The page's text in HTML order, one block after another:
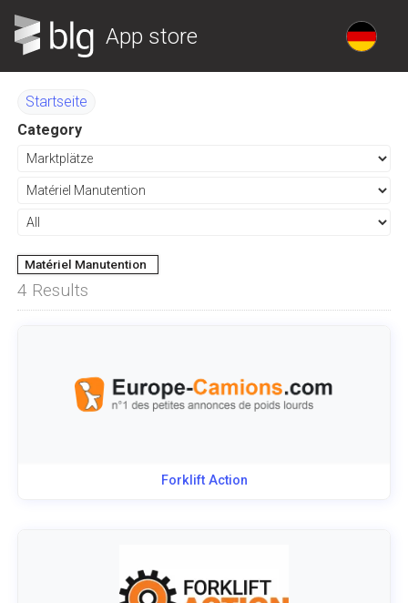
App store
Startseite
Category
Matériel Manutention
4 Results
Forklift Action